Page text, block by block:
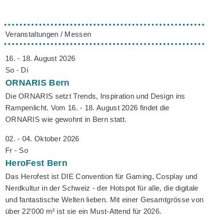
Veranstaltungen / Messen
16. - 18. August 2026
So - Di
ORNARIS Bern
Die ORNARIS setzt Trends, Inspiration und Design ins
Rampenlicht. Vom 16. - 18. August 2026 findet die
ORNARIS wie gewohnt in Bern statt.
02. - 04. Oktober 2026
Fr - So
HeroFest Bern
Das Herofest ist DIE Convention für Gaming, Cosplay und
Nerdkultur in der Schweiz - der Hotspot für alle, die digitale
und fantastische Welten lieben. Mit einer Gesamtgrösse von
über 22'000 m² ist sie ein Must-Attend für 2026.